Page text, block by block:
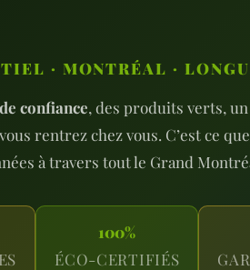
· MONTRÉAL ·
confiance, des produits verts,
rentrez chez vous. C’est ce
à travers tout le Grand
100%
ÉCO-CERTIFIÉS